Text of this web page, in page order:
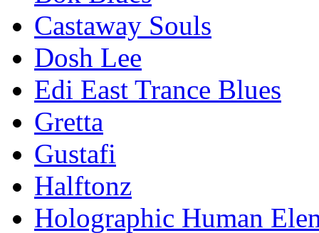
Castaway Souls
Dosh Lee
Edi East Trance Blues
Gretta
Gustafi
Halftonz
Holographic Human